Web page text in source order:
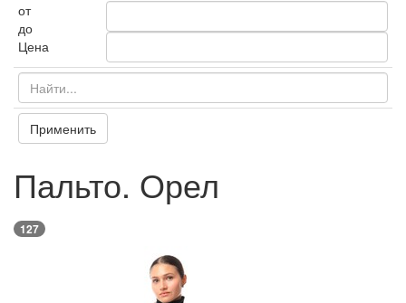
от
до
Цена
Применить
Пальто. Орел
127